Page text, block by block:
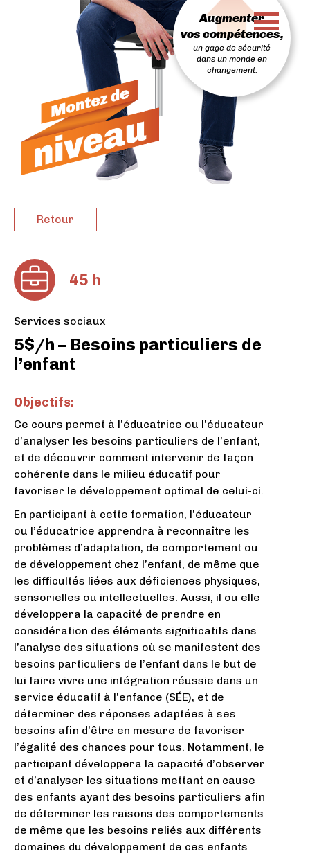
Augmenter
vos compétences,
un gage de sécurité
dans un monde en
changement.
Retour
45 h
Services sociaux
5$/h – Besoins particuliers de
l’enfant
Objectifs:
Ce cours permet à l’éducatrice ou l’éducateur
d’analyser les besoins particuliers de l’enfant,
et de découvrir comment intervenir de façon
cohérente dans le milieu éducatif pour
favoriser le développement optimal de celui-ci.
En participant à cette formation, l’éducateur
ou l’éducatrice apprendra à reconnaître les
problèmes d’adaptation, de comportement ou
de développement chez l’enfant, de même que
les difficultés liées aux déficiences physiques,
sensorielles ou intellectuelles. Aussi, il ou elle
développera la capacité de prendre en
considération des éléments significatifs dans
l’analyse des situations où se manifestent des
besoins particuliers de l’enfant dans le but de
lui faire vivre une intégration réussie dans un
service éducatif à l’enfance (SÉE), et de
déterminer des réponses adaptées à ses
besoins afin d’être en mesure de favoriser
l’égalité des chances pour tous. Notamment, le
participant développera la capacité d’observer
et d’analyser les situations mettant en cause
des enfants ayant des besoins particuliers afin
de déterminer les raisons des comportements
de même que les besoins reliés aux différents
domaines du développement de ces enfants